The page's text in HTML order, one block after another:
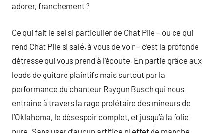
adorer, franchement ?
Ce qui fait le sel si particulier de Chat Pile – ou ce qui
rend Chat Pile si salé, à vous de voir – c’est la profonde
détresse qui vous prend à l’écoute. En partie grâce aux
leads de guitare plaintifs mais surtout par la
performance du chanteur Raygun Busch qui nous
entraîne à travers la rage prolétaire des mineurs de
l’Oklahoma, le désespoir complet, et jusqu’à la folie